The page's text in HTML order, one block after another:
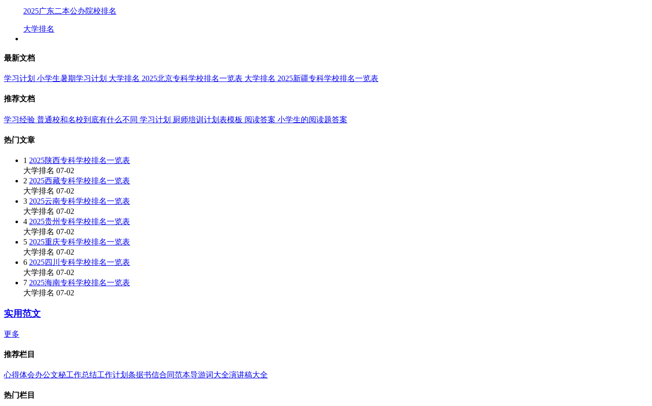
2025广东二本公办院校排名
大学排名
最新文档
学习计划 小学生暑期学习计划 大学排名 2025北京专科学校排名一览表 大学排名 2025新疆专科学校排名一览表
推荐文档
学习经验 普通校和名校到底有什么不同 学习计划 厨师培训计划表模板 阅读答案 小学生的阅读题答案
热门文章
1 2025陕西专科学校排名一览表
大学排名 07-02
2 2025西藏专科学校排名一览表
大学排名 07-02
3 2025云南专科学校排名一览表
大学排名 07-02
4 2025贵州专科学校排名一览表
大学排名 07-02
5 2025重庆专科学校排名一览表
大学排名 07-02
6 2025四川专科学校排名一览表
大学排名 07-02
7 2025海南专科学校排名一览表
大学排名 07-02
实用范文
更多
推荐栏目
心得体会办公文秘工作总结工作计划 条据书信合同范本导游词大全演讲稿大全
热门栏目